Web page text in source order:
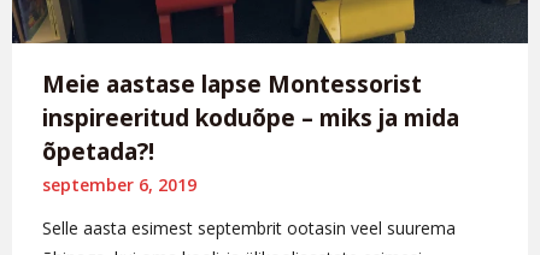
Meie aastase lapse Montessorist
inspireeritud koduõpe – miks ja mida
õpetada?!
september 6, 2019
Selle aasta esimest septembrit ootasin veel suurema